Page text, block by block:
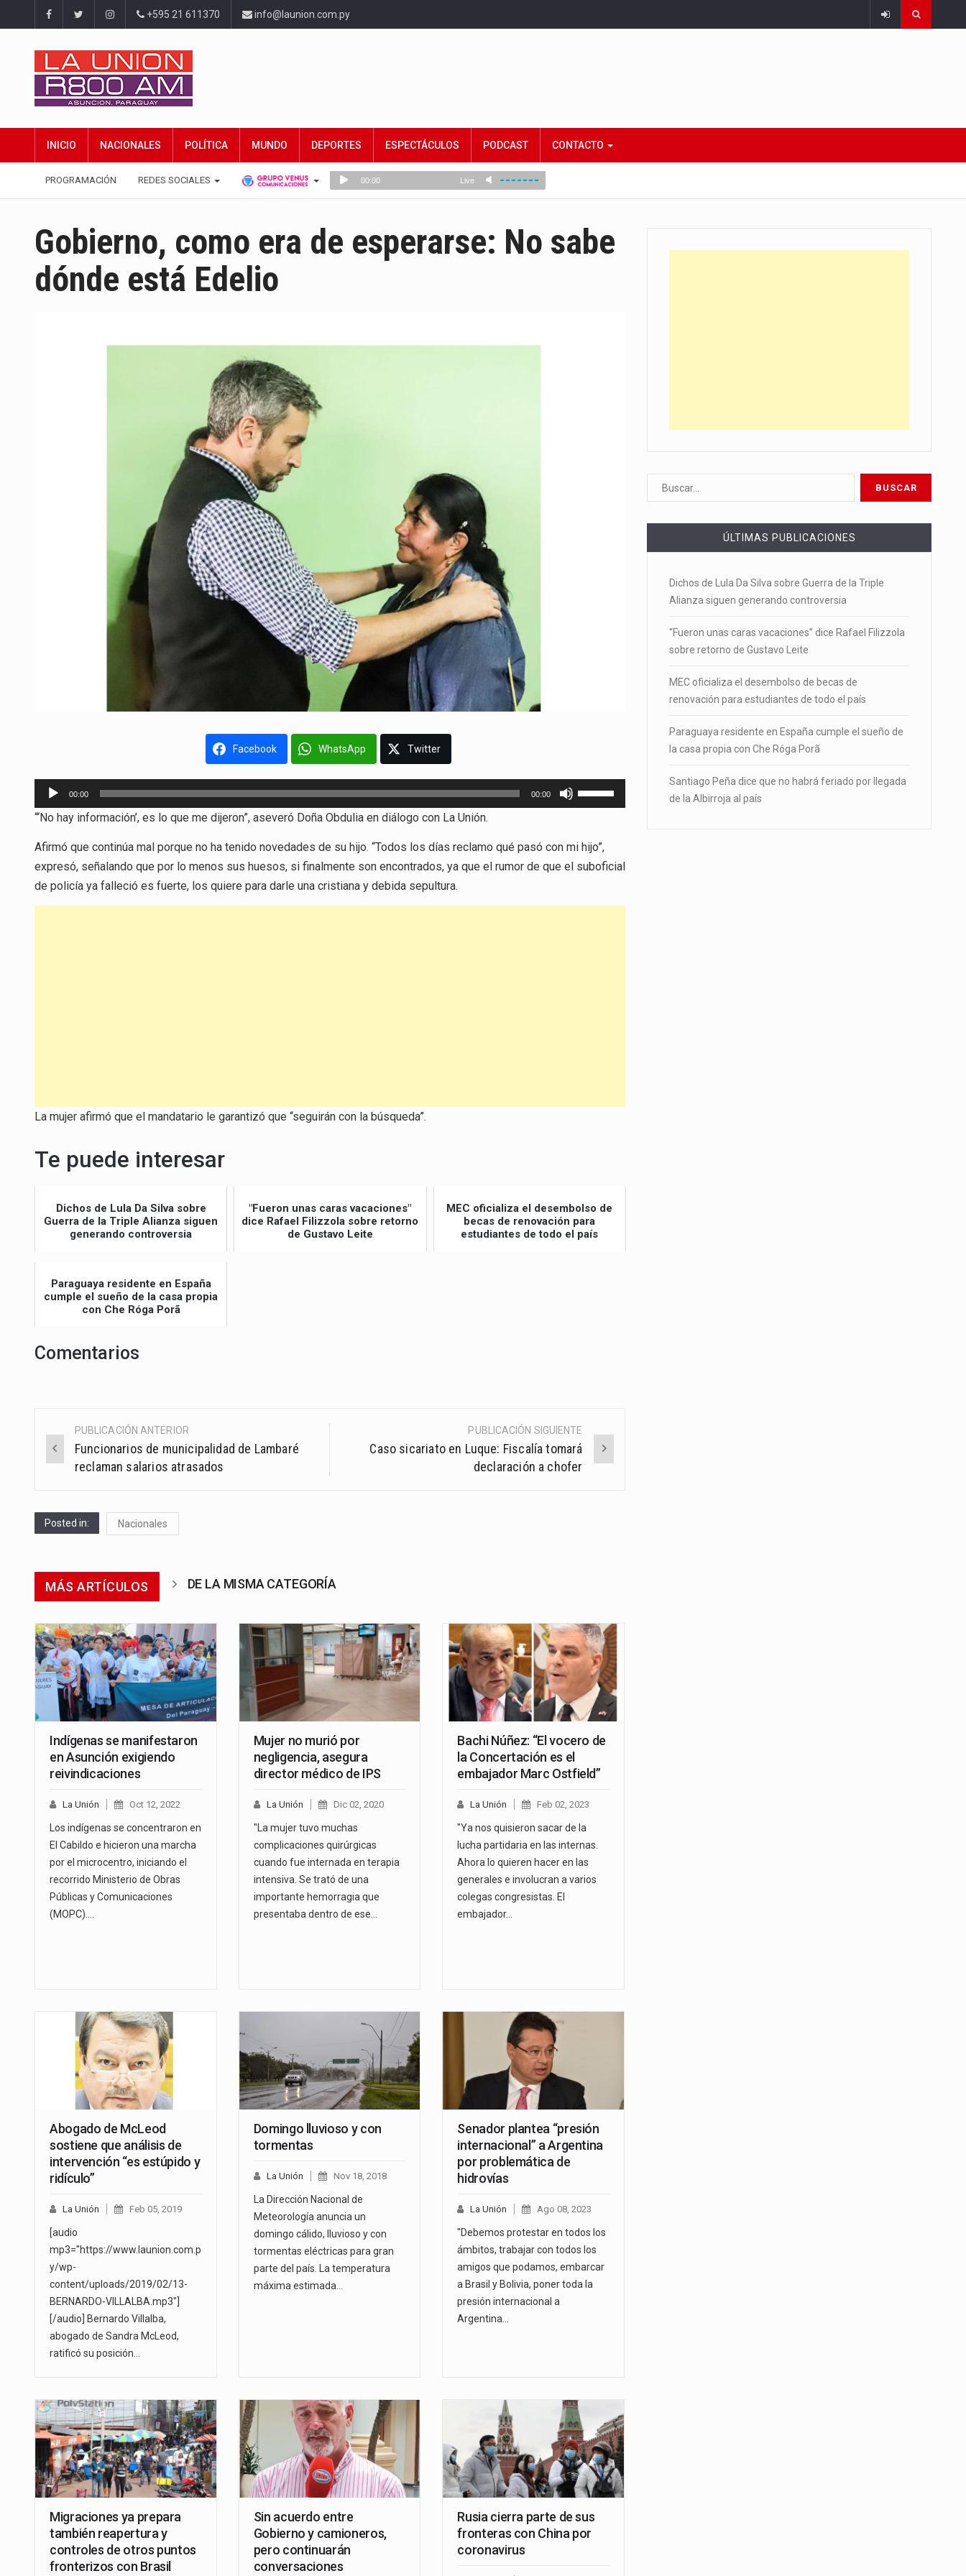
+595 21 611370 info@launion.com.py
INICIO NACIONALES POLÍTICA MUNDO DEPORTES ESPECTÁCULOS PODCAST CONTACTO
PROGRAMACIÓN REDES SOCIALES
Gobierno, como era de esperarse: No sabe
dónde está Edelio
Facebook WhatsApp Twitter
Reproductor
de
audio
00:00 00:00
las
de
flecha
“‘No hay información’, es lo que me dijeron”, aseveró Doña Obdulia en diálogo con La Unión.
Afirmó que continúa mal porque no ha tenido novedades de su hijo. “Todos los días reclamo qué pasó con mi hijo”,
expresó, señalando que por lo menos sus huesos, si finalmente son encontrados, ya que el rumor de que el suboficial
de policía ya falleció es fuerte, los quiere para darle una cristiana y debida sepultura.
La mujer afirmó que el mandatario le garantizó que “seguirán con la búsqueda”.
Te puede interesar
Dichos de Lula Da Silva sobre
Guerra de la Triple Alianza siguen
generando controversia
"Fueron unas caras vacaciones"
dice Rafael Filizzola sobre retorno
de Gustavo Leite
MEC oficializa el desembolso de
becas de renovación para
estudiantes de todo el país
Paraguaya residente en España
cumple el sueño de la casa propia
con Che Róga Porã
Comentarios
Post
navigation
PUBLICACIÓN ANTERIOR
Funcionarios de municipalidad de Lambaré
reclaman salarios atrasados
PUBLICACIÓN SIGUIENTE
Caso sicariato en Luque: Fiscalía tomará
declaración a chofer
Posted in: Nacionales
MÁS ARTÍCULOS DE LA MISMA CATEGORÍA
Indígenas se manifestaron
en Asunción exigiendo
reivindicaciones
La Unión Oct 12, 2022
Los indígenas se concentraron en
El Cabildo e hicieron una marcha
por el microcentro, iniciando el
recorrido Ministerio de Obras
Públicas y Comunicaciones
(MOPC).…
Mujer no murió por
negligencia, asegura
director médico de IPS
La Unión Dic 02, 2020
"La mujer tuvo muchas
complicaciones quirúrgicas
cuando fue internada en terapia
intensiva. Se trató de una
importante hemorragia que
presentaba dentro de ese…
Bachi Núñez: “El vocero de
la Concertación es el
embajador Marc Ostfield”
La Unión Feb 02, 2023
"Ya nos quisieron sacar de la
lucha partidaria en las internas.
Ahora lo quieren hacer en las
generales e involucran a varios
colegas congresistas. El
embajador…
Abogado de McLeod
sostiene que análisis de
intervención “es estúpido y
ridículo”
La Unión Feb 05, 2019
[audio
mp3="https://www.launion.com.p
y/wp-
content/uploads/2019/02/13-
BERNARDO-VILLALBA.mp3"]
[/audio] Bernardo Villalba,
abogado de Sandra McLeod,
ratificó su posición…
Domingo lluvioso y con
tormentas
La Unión Nov 18, 2018
La Dirección Nacional de
Meteorología anuncia un
domingo cálido, lluvioso y con
tormentas eléctricas para gran
parte del país. La temperatura
máxima estimada…
Senador plantea “presión
internacional” a Argentina
por problemática de
hidrovías
La Unión Ago 08, 2023
"Debemos protestar en todos los
ámbitos, trabajar con todos los
amigos que podamos, embarcar
a Brasil y Bolivia, poner toda la
presión internacional a
Argentina…
Migraciones ya prepara
también reapertura y
controles de otros puntos
fronterizos con Brasil
Sin acuerdo entre
Gobierno y camioneros,
pero continuarán
conversaciones
Rusia cierra parte de sus
fronteras con China por
coronavirus
ÚLTIMAS PUBLICACIONES
Dichos de Lula Da Silva sobre Guerra de la Triple
Alianza siguen generando controversia
“Fueron unas caras vacaciones” dice Rafael Filizzola
sobre retorno de Gustavo Leite
MEC oficializa el desembolso de becas de
renovación para estudiantes de todo el país
Paraguaya residente en España cumple el sueño de
la casa propia con Che Róga Porã
Santiago Peña dice que no habrá feriado por llegada
de la Albirroja al país